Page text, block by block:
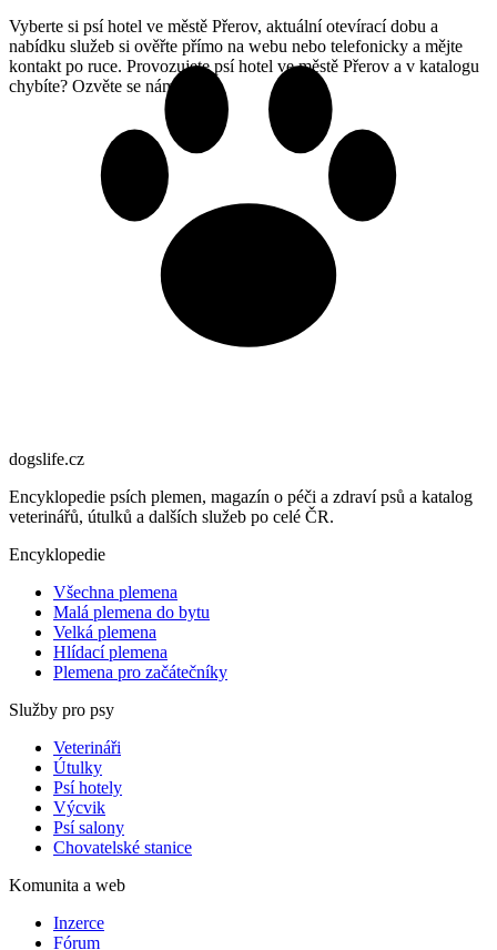
Vyberte si psí hotel ve městě Přerov, aktuální otevírací dobu a
nabídku služeb si ověřte přímo na webu nebo telefonicky a mějte
kontakt po ruce. Provozujete psí hotel ve městě Přerov a v katalogu
chybíte? Ozvěte se nám.
dogslife.cz
Encyklopedie psích plemen, magazín o péči a zdraví psů a katalog
veterinářů, útulků a dalších služeb po celé ČR.
Encyklopedie
Všechna plemena
Malá plemena do bytu
Velká plemena
Hlídací plemena
Plemena pro začátečníky
Služby pro psy
Veterináři
Útulky
Psí hotely
Výcvik
Psí salony
Chovatelské stanice
Komunita a web
Inzerce
Fórum